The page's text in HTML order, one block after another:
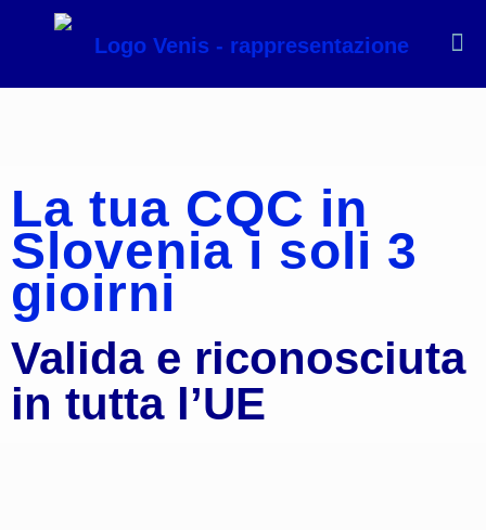
La tua CQC in
Slovenia i soli 3
gioirni
Valida e riconosciuta
in tutta l’UE